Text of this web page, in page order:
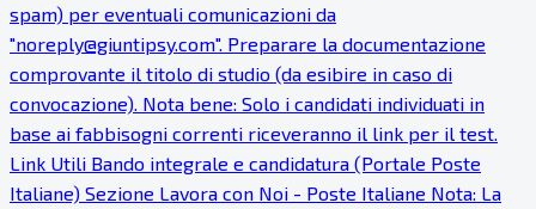
spam) per eventuali comunicazioni da
"noreply@giuntipsy.com". Preparare la documentazione
comprovante il titolo di studio (da esibire in caso di
convocazione). Nota bene: Solo i candidati individuati in
base ai fabbisogni correnti riceveranno il link per il test.
Link Utili Bando integrale e candidatura (Portale Poste
Italiane) Sezione Lavora con Noi - Poste Italiane Nota: La